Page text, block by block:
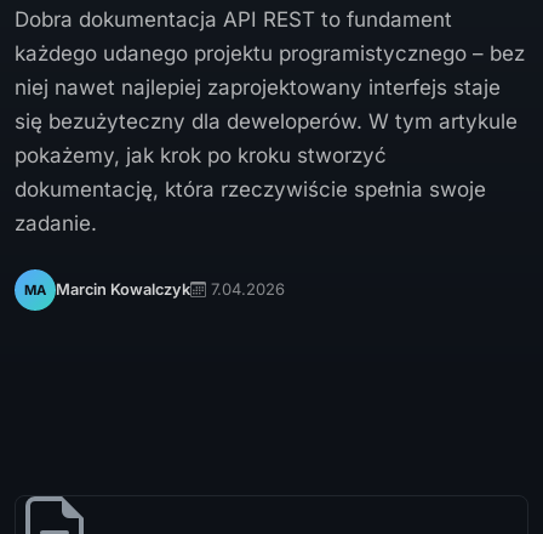
Dobra dokumentacja API REST to fundament
każdego udanego projektu programistycznego – bez
niej nawet najlepiej zaprojektowany interfejs staje
się bezużyteczny dla deweloperów. W tym artykule
pokażemy, jak krok po kroku stworzyć
dokumentację, która rzeczywiście spełnia swoje
zadanie.
MA Marcin Kowalczyk 7.04.2026